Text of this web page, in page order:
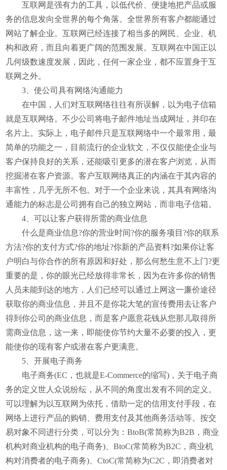
互联网是强有力的工具，以低代价、便捷地把产品或服
务的信息发向全世界的每个角落。全世界所有客户都能通过
网站了解企业。互联网已经连接了相当多的网民、企业、机
构和政府，而且向着更广阔的范围发展。互联网在中国正以
几何级数速度发展，因此，任何一家企业，都不应置身于互
联网之外。
3、使公司具有网络沟通能力
在中国，人们对互联网络往往有所误解，以为电子信箱
就是互联网络。不少公司将电子邮件地址当成网址，并印在
名片上。实际上，电子邮件只是互联网络中一个最常用，最
简单的功能之一，目前流行的企业软文，不仅仅能使企业与
客户保持良好的关系，还能吸引更多的潜在客户浏览，从而
挖掘潜在客户资源。客户互联网络真正的内涵在于其内容的
丰富性，几乎无所不包。对于一个企业来说，其具有网络沟
通能力的标志是公司拥有自己的独立网站，而非电子信箱。
4、可以让客户获得所需的商业信息
什么是商业信息?你的营业时间?你的服务项目?你的联系
方法?你的支付方式?你的地址?你新的产品资料?如果你让客
户明白与你合作的所有原因和好处，那么何愁生意不上门?更
重要的是，你的眼光已经放得非常长，因为在许多你的销售
人员未能到达的地方，人们已经可以通过上网这一廉价途径
获取你的商业信息，并且不是你花大笔的宣传费用去让客户
得到你公司的商业信息，而是客户愿意花钱从您那儿取得所
需商业信息，这一来，即能使你节约大量不必要的投入，更
能使你的现有客户或潜在客户更满意。
5、开展电子商务
电子商务(EC，也就是E-Commerce的缩写)，关于电子商
务的定义世人众说纷纭，从不同的角度出发有不同的定义。
可以理解为以互联网为依托，借助一定的信用支付手段，在
网络上进行产品的购销、费用支付及其他商务活动等。按交
易对象不同进行分类，可以分为：BtoB(常简称为B2B，商业
机构对商业机构的电子商务)、BtoC(常简称为B2C，商业机
构对消费者的电子商务)、CtoC(常简称为C2C，即消费者对